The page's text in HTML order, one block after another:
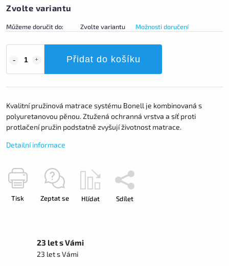
Zvolte variantu
Můžeme doručit do: Zvolte variantu Možnosti doručení
Přidat do košíku
Kvalitní pružinová matrace systému Bonell je kombinovaná s
polyuretanovou pěnou. Ztužená ochranná vrstva a síť proti
protlačení pružin podstatně zvyšují životnost matrace.
Detailní informace
Tisk Zeptat se Hlídat Sdílet
23 let s Vámi
23 let s Vámi